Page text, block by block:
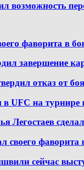
возможность
фаворита в
завершение
отказ от
в UFC на
Легостаев
своего
сейчас